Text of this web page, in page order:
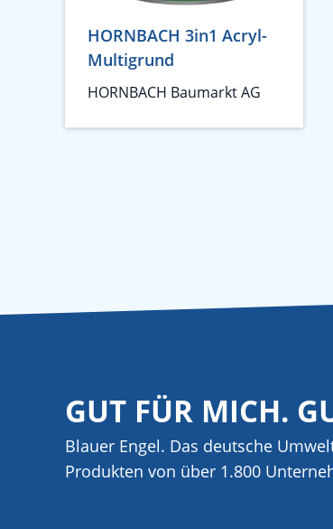
HORNBACH 3in1 Acryl-
Multigrund
HORNBACH Baumarkt AG
GUT FÜR MICH.
Blauer Engel. Das deutsche
Produkten von über 1.800